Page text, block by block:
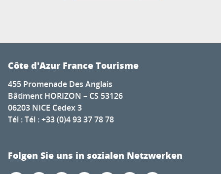
Côte d'Azur France Tourisme
455 Promenade Des Anglais
Bâtiment HORIZON – CS 53126
06203 NICE Cedex 3
Tél : Tél : +33 (0)4 93 37 78 78
Folgen Sie uns in sozialen Netzwerken